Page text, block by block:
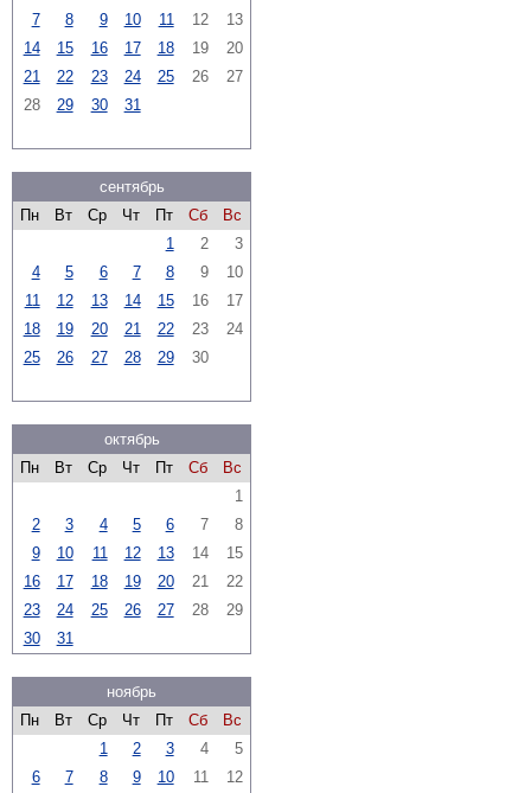
7
8 9 10 11 12
13
14
15 16 17 18 19
20
21
22 23 24 25 26
27
28
29 30 31
сентябрь
Пн
Вт Ср Чт Пт Сб
Вс
1
2
3
4
5 6 7 8 9
10
11
12 13 14 15 16
17
18
19 20 21 22 23
24
25
26 27 28 29 30
октябрь
Пн
Вт Ср Чт Пт Сб
Вс
1
2
3 4 5 6 7
8
9
10 11 12 13 14
15
16
17 18 19 20 21
22
23
24 25 26 27 28
29
30
31
ноябрь
Пн
Вт Ср Чт Пт Сб
Вс
1
2 3 4
5
6
7 8 9 10 11 12